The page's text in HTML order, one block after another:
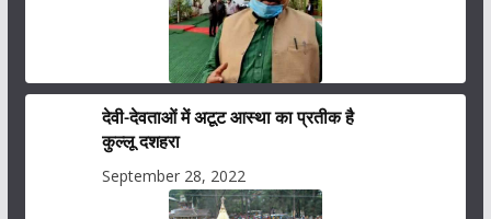
देवी-देवताओं में अटूट आस्था का प्रतीक है
कुल्लू दशहरा
September 28, 2022